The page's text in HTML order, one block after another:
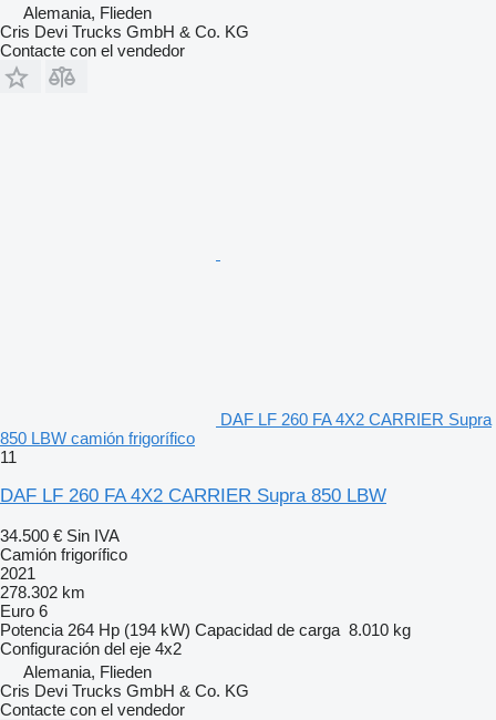
Alemania, Flieden
Cris Devi Trucks GmbH & Co. KG
Contacte con el vendedor
DAF LF 260 FA 4X2 CARRIER Supra
850 LBW camión frigorífico
11
DAF LF 260 FA 4X2 CARRIER Supra 850 LBW
34.500 € Sin IVA
Camión frigorífico
2021
278.302 km
Euro 6
Potencia 264 Hp (194 kW) Capacidad de carga 8.010 kg
Configuración del eje 4x2
Alemania, Flieden
Cris Devi Trucks GmbH & Co. KG
Contacte con el vendedor